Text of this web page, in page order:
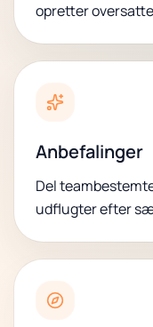
opretter
Anbefalinger
Del
udflugter efter